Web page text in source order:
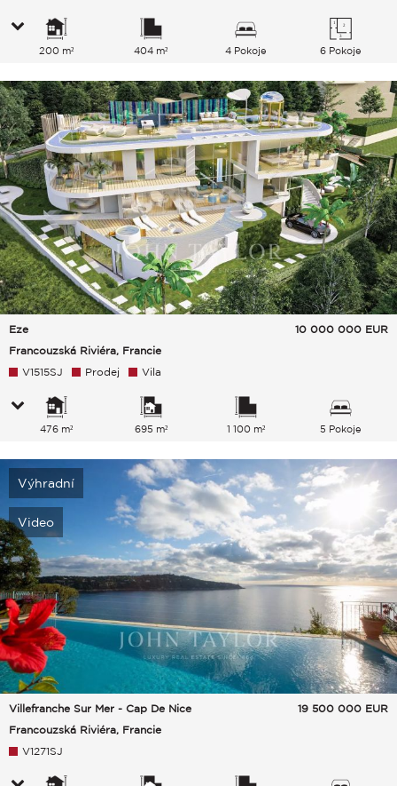
200 m² 404 m² 4 Pokoje 6 Pokoje
Eze
Francouzská Riviéra, Francie
10 000 000 EUR
V1515SJ Prodej Vila
476 m² 695 m² 1 100 m² 5 Pokoje
Výhradní
Video
Villefranche Sur Mer - Cap De Nice
Francouzská Riviéra, Francie
19 500 000 EUR
V1271SJ